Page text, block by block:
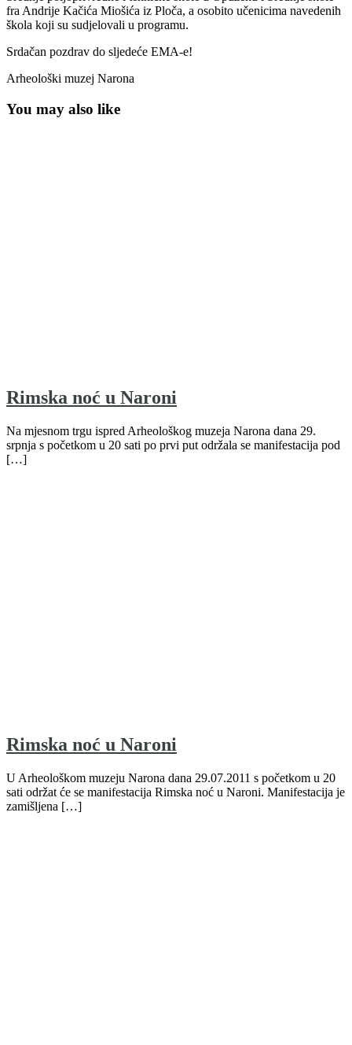
fra Andrije Kačića Miošića iz Ploča, a osobito učenicima navedenih
škola koji su sudjelovali u programu.
Srdačan pozdrav do sljedeće EMA-e!
Arheološki muzej Narona
You may also like
Rimska noć u Naroni
Na mjesnom trgu ispred Arheološkog muzeja Narona dana 29.
srpnja s početkom u 20 sati po prvi put održala se manifestacija pod
[…]
Rimska noć u Naroni
U Arheološkom muzeju Narona dana 29.07.2011 s početkom u 20
sati održat će se manifestacija Rimska noć u Naroni. Manifestacija je
zamišljena […]